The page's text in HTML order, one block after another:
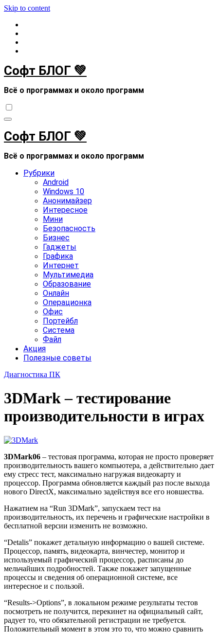
Skip to content
Софт БЛОГ 💚
Всё о программах и около программ
Софт БЛОГ 💚
Всё о программах и около программ
Рубрики
Android
Windows 10
Анонимайзер
Интересное
Мини
Безопасность
Бизнес
Гаджеты
Графика
Интернет
Мультимедиа
Образование
Онлайн
Операционка
Офис
Портейбл
Система
Файл
Акция
Полезные советы
Диагностика ПК
3DMark – тестирование
производительности в играх
3DMark06 – тестовая программа, которая не просто проверяет
производительность вашего компьютера, а действительно дает
ему стресс тест, максимально нагружая видеокарту и
процессор. Программа обновляется каждый раз после выхода
нового DirectX, максимально задействуя все его новшества.
Нажатием на “Run 3DMark”, запускаем тест на
производительность, их перечень и графические настройки в
бесплатной версии изменить не возможно.
“Detalis” покажет детальную информацию о вашей системе.
Процессор, память, видеокарта, винчестер, монитор и
используемый графический процессор, расписаны до
мельчайших подробностей. Также покажет запущенные
процессы и сведения об операционной системе, все
интересное и с пользой.
“Results->Options”, в локальном режиме результаты тестов
посмотреть не получится, перекинет на официальный сайт,
радует то, что обязательной регистрации не требуется.
Положительный момент в этом это то, что можно сравнить